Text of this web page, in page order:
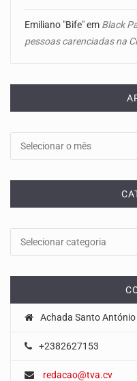
Emiliano "Bife"em Black
pessoas carenciadas na
Achada Santo António
+2382627153
redacao@tva.cv